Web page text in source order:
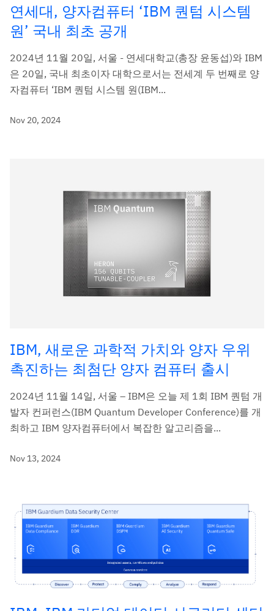
연세대, 양자컴퓨터 ‘IBM 퀀텀 시스템
원’ 국내 최초 공개
2024년 11월 20일, 서울 - 연세대학교(총장 윤동섭)와 IBM
은 20일, 국내 최초이자 대학으로서는 전세계 두 번째로 양
자컴퓨터 ‘IBM 퀀텀 시스템 원(IBM...
Nov 20, 2024
IBM, 새로운 과학적 가치와 양자 우위
촉진하는 최첨단 양자 컴퓨터 출시
2024년 11월 14일, 서울 – IBM은 오늘 제 1회 IBM 퀀텀 개
발자 컨퍼런스(IBM Quantum Developer Conference)를 개
최하고 IBM 양자컴퓨터에서 복잡한 알고리즘을...
Nov 13, 2024